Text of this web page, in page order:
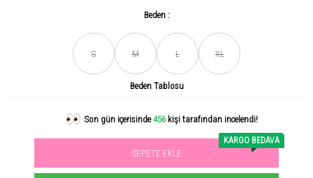
Beden :
S M L XL
Beden Tablosu
Son gün içerisinde456 kişi tarafından incelendi!
Acele et! Son 3 günde +0ürün satıldı
Sevilen ürün! 11.3B kişi favoriledi!+1000ürün satıldı
SEPETE EKLE
KARGO BEDAVA